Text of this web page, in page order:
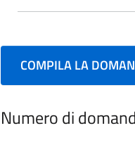
COMPILA LA
Numero di